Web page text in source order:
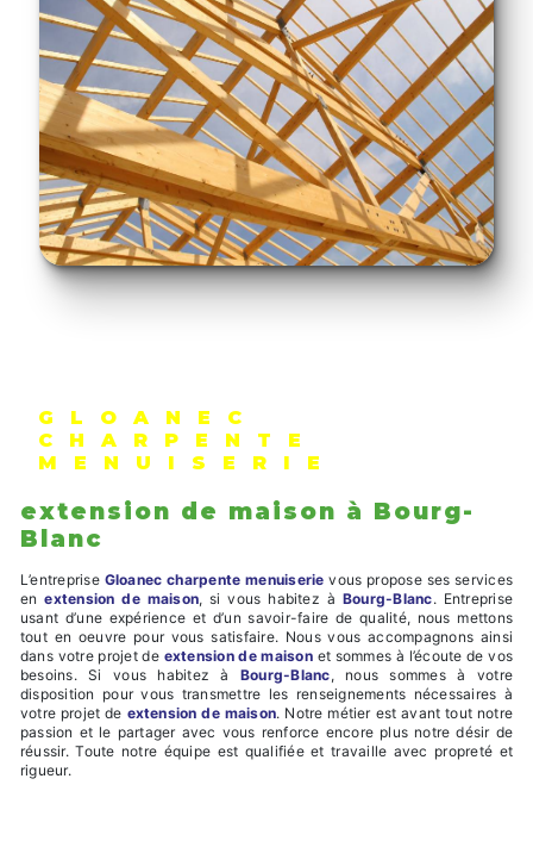
GLOANEC
CHARPENTE
MENUISERIE
extension de maison à Bourg-
Blanc
L’entreprise Gloanec charpente menuiserie vous propose ses services
enextension de maison, si vous habitez à Bourg-Blanc. Entreprise
usant d’une expérience et d’un savoir-faire de qualité, nous mettons
tout en oeuvre pour vous satisfaire. Nous vous accompagnons ainsi
dans votre projet de extension de maisonet sommes à l’écoute de vos
besoins. Si vous habitez à Bourg-Blanc, nous sommes à votre
disposition pour vous transmettre les renseignements nécessaires à
votre projet de extension de maison. Notre métier est avant tout notre
passion et le partager avec vous renforce encore plus notre désir de
réussir. Toute notre équipe est qualifiée et travaille avec propreté et
rigueur.